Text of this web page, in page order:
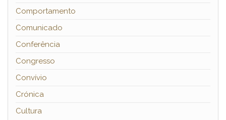
Comportamento
Comunicado
Conferência
Congresso
Convívio
Crónica
Cultura